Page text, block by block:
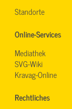
Standorte
Online-Services
Mediathek
SVG-Wiki
Kravag-Online
Rechtliches